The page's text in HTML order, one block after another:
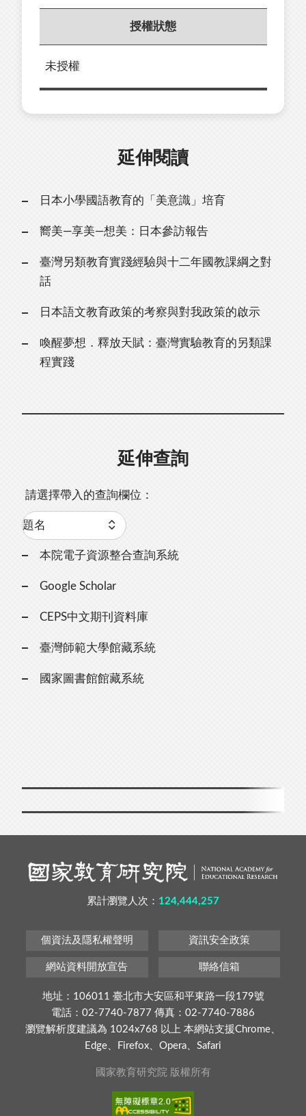
授權狀態
未授權
延伸閱讀
日本小學國語教育的「美意識」培育
嚮美—享美—想美：日本參訪報告
臺灣另類教育實踐經驗與十二年國教課綱之對
話
日本語文教育政策的考察與對我政策的啟示
喚醒夢想．釋放天賦：臺灣實驗教育的另類課
程實踐
延伸查詢
請選擇帶入的查詢欄位：
本院電子資源整合查詢系統
Google Scholar
CEPS中文期刊資料庫
臺灣師範大學館藏系統
國家圖書館館藏系統
累計瀏覽人次： 124,444,257
個資法及隱私權聲明 資訊安全政策
網站資料開放宣告 聯絡信箱
地址：106011 臺北市大安區和平東路一段179號
電話：02-7740-7877 傳真：02-7740-7886
瀏覽解析度建議為 1024x768 以上 本網站支援Chrome、
Edge、Firefox、Opera、Safari
國家教育研究院 版權所有